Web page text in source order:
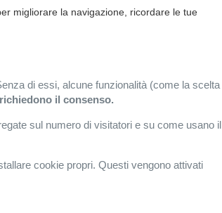
migliorare la navigazione, ricordare le tue
di essi, alcune funzionalità (come la scelta
il consenso.
sul numero di visitatori e su come usano il
cookie propri. Questi vengono attivati